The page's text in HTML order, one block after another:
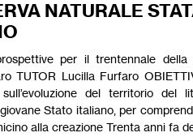
NATURALE
per il trentennale della
TUTOR Lucilla Furfaro
del territorio del
Stato italiano, per
alla creazione Trenta anni fa